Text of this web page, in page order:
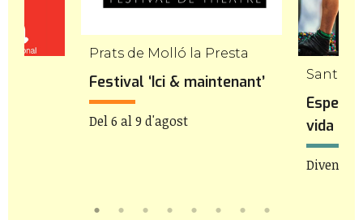
Prats de Molló la Presta
Festival ‘Ici & maintenant’
Del 6 al 9 d'agost
Sant
vida